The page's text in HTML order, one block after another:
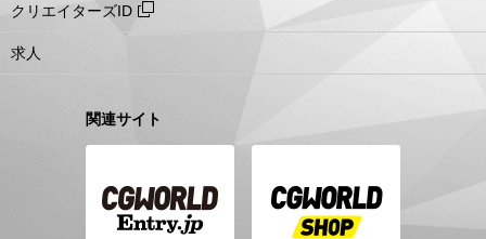
クリエイターズID
求人
関連サイト